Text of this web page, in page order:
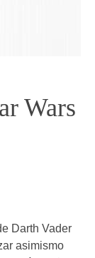
Wars
Darth Vader
asimismo